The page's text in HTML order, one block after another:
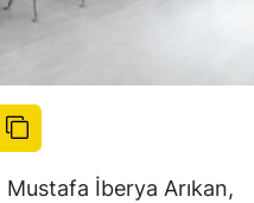
Mustafa İberya Arıkan,